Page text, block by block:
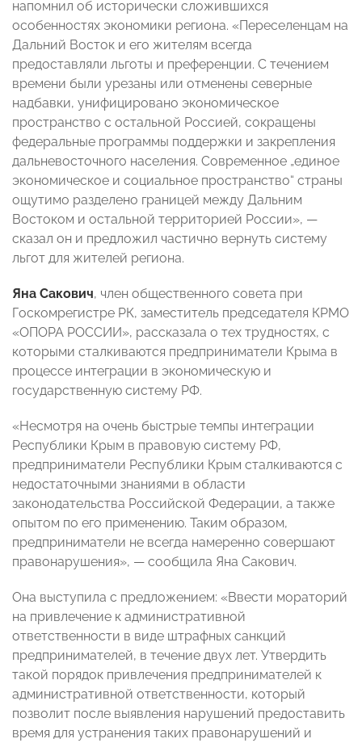
напомнил об исторически сложившихся
особенностях экономики региона. «Переселенцам на
Дальний Восток и его жителям всегда
предоставляли льготы и преференции. С течением
времени были урезаны или отменены северные
надбавки, унифицировано экономическое
пространство с остальной Россией, сокращены
федеральные программы поддержки и закрепления
дальневосточного населения. Современное „единое
экономическое и социальное пространство“ страны
ощутимо разделено границей между Дальним
Востоком и остальной территорией России», —
сказал он и предложил частично вернуть систему
льгот для жителей региона.
Яна Сакович, член общественного совета при
Госкомрегистре РК, заместитель председателя КРМО
«ОПОРА РОССИИ», рассказала о тех трудностях, с
которыми сталкиваются предприниматели Крыма в
процессе интеграции в экономическую и
государственную систему РФ.
«Несмотря на очень быстрые темпы интеграции
Республики Крым в правовую систему РФ,
предприниматели Республики Крым сталкиваются с
недостаточными знаниями в области
законодательства Российской Федерации, а также
опытом по его применению. Таким образом,
предприниматели не всегда намеренно совершают
правонарушения», — сообщила Яна Сакович.
Она выступила с предложением: «Ввести мораторий
на привлечение к административной
ответственности в виде штрафных санкций
предпринимателей, в течение двух лет. Утвердить
такой порядок привлечения предпринимателей к
административной ответственности, который
позволит после выявления нарушений предоставить
время для устранения таких правонарушений и